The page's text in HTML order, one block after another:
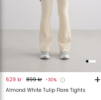
Almond White Tulip Flare Tights
629 kr 899 kr -30% +